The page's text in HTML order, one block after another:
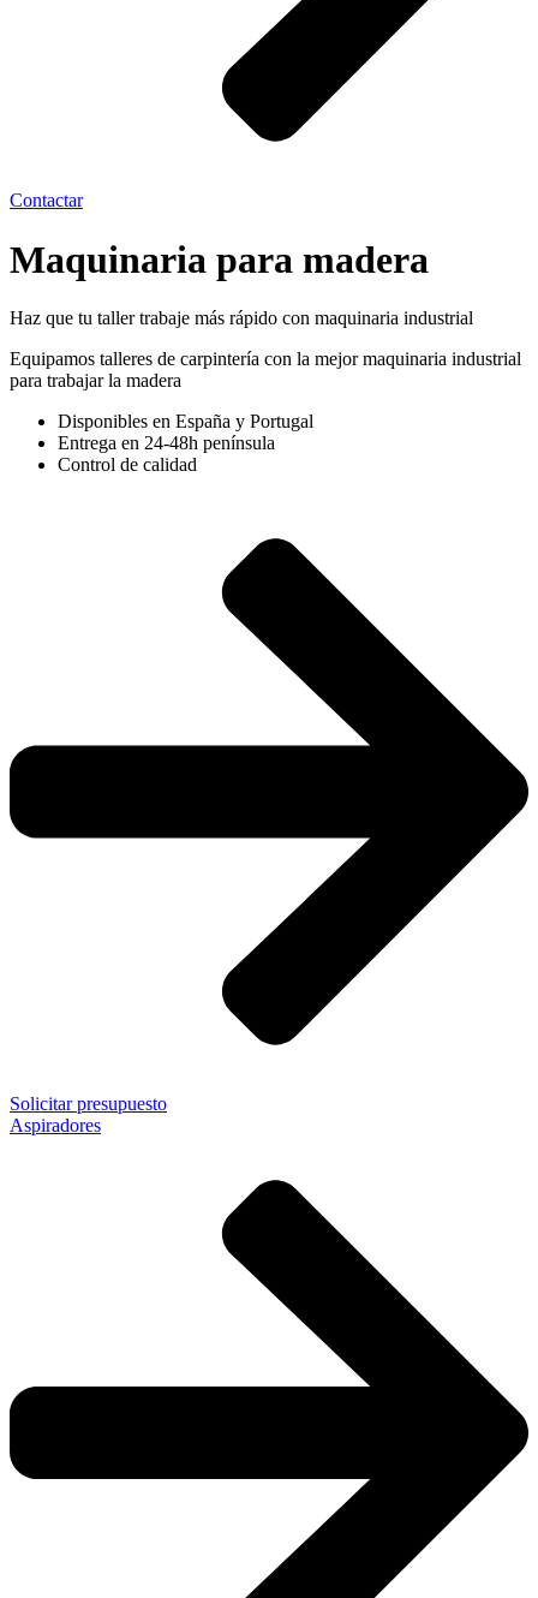
Contactar
Maquinaria para madera
Haz que tu taller trabaje más rápido con maquinaria industrial
Equipamos talleres de carpintería con la mejor maquinaria industrial
para trabajar la madera
Disponibles en España y Portugal
Entrega en 24-48h península
Control de calidad
Solicitar presupuesto
Aspiradores